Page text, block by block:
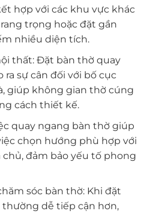
hợp với các khu vực khác
trọng hoặc đặt gần
nhiều diện tích.
thất: Đặt bàn thờ quay
sự cân đối với bố cục
giúp không gian thờ cúng
cách thiết kế.
quay ngang bàn thờ giúp
chọn hướng phù hợp với
đảm bảo yếu tố phong
sóc bàn thờ: Khi đặt
dễ tiếp cận hơn,